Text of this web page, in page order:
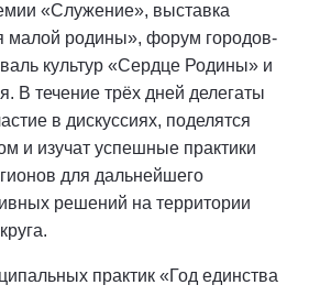
«Служение», выставка
родины», форум городов-
культур «Сердце Родины» и
В течение трёх дней делегаты
в дискуссиях, поделятся
и изучат успешные практики
для дальнейшего
решений на территории
практик «Год единства